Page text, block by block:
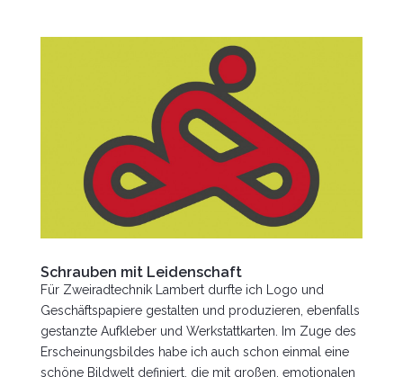
Schrauben mit Leidenschaft
Für Zweiradtechnik Lambert durfte ich Logo und
Geschäftspapiere gestalten und produzieren, ebenfalls
gestanzte Aufkleber und Werkstattkarten. Im Zuge des
Erscheinungsbildes habe ich auch schon einmal eine
schöne Bildwelt definiert, die mit großen, emotionalen